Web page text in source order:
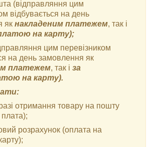
(відправляння цим
відбувається на день
як накладеним платежем, так і
на карту);
цим перевізником
на день замовлення як
платежем, так і за
на карту).
отримання товару на пошту
розрахунок (оплата на